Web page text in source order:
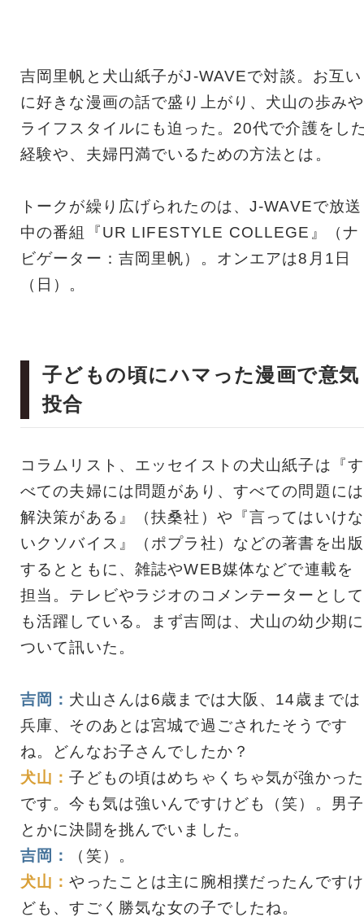
吉岡里帆と犬山紙子がJ-WAVEで対談。お互い
に好きな漫画の話で盛り上がり、犬山の歩みや
ライフスタイルにも迫った。20代で介護をし
経験や、夫婦円満でいるための方法とは。
トークが繰り広げられたのは、J-WAVEで放送
中の番組『UR LIFESTYLE COLLEGE』（ナ
ビゲーター：吉岡里帆）。オンエアは8月1日
（日）。
子どもの頃にハマった漫画で意気
投合
コラムリスト、エッセイストの犬山紙子は『す
べての夫婦には問題があり、すべての問題には
解決策がある』（扶桑社）や『言ってはいけな
いクソバイス』（ポプラ社）などの著書を出版
するとともに、雑誌やWEB媒体などで連載を
担当。テレビやラジオのコメンテーターとして
も活躍している。まず吉岡は、犬山の幼少期に
ついて訊いた。
吉岡： 犬山さんは6歳までは大阪、14歳までは
兵庫、そのあとは宮城で過ごされたそうです
ね。どんなお子さんでしたか？
犬山：子どもの頃はめちゃくちゃ気が強かった
です。今も気は強いんですけども（笑）。男子
とかに決闘を挑んでいました。
吉岡：
（笑）。
犬山：やったことは主に腕相撲だったんですけ
ども、すごく勝気な女の子でしたね。